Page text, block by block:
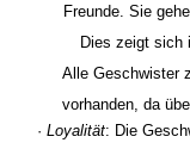
Freunde. Sie
Dies zeigt sich
Alle Geschwister
vorhanden, da
· Loyalität: Die